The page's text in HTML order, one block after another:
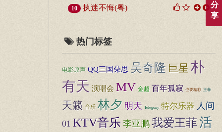
10 执迷不悔(粤)
热门标签
电影原声 QQ三国朵思 吴奇隆 巨星 朴
有天 演唱会 MV 金越 百年孤寂 也要精彩 王菲
天籁 音乐 林夕 明天 Telegony 特尔乐器 人间
01 KTV音乐 李亚鹏 我爱王菲活
分
享